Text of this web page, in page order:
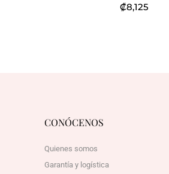
₡8,125
CONÓCENOS
Quienes somos
Garantía y logística